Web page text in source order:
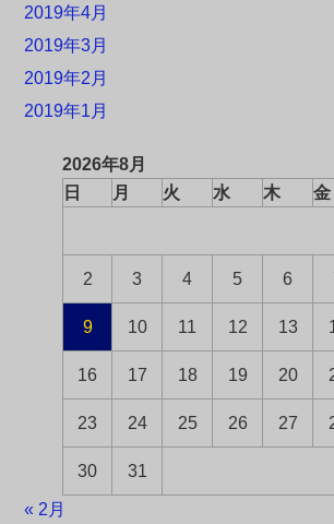
2019年4月
2019年3月
2019年2月
2019年1月
2026年8月
日
月 火 水 木 金
2 3 4 5 6
9 10 11 12 13
16 17 18 19 20
23 24 25 26 27
30 31
« 2月